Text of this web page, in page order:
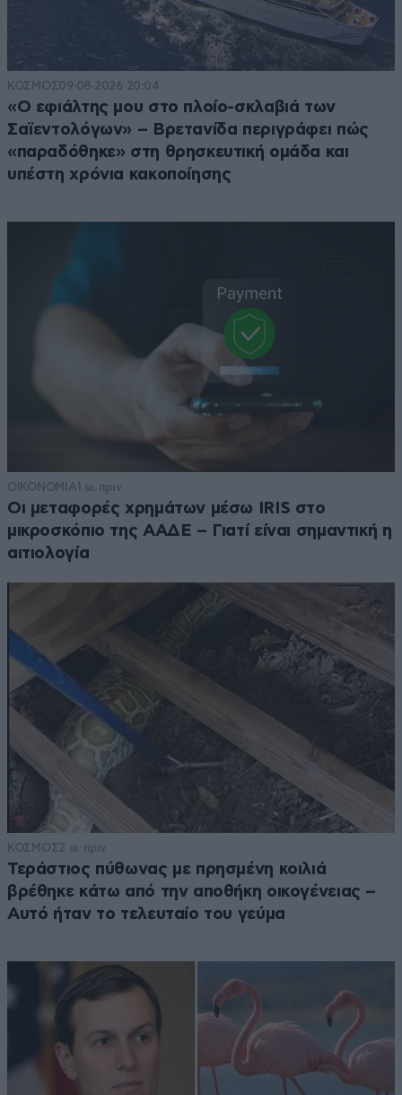
ΚΟΣΜΟΣ09·08·2026 20:04
«Ο εφιάλτης μου στο πλοίο-σκλαβιά των
Σαϊεντολόγων» – Βρετανίδα περιγράφει πώς
«παραδόθηκε» στη θρησκευτική ομάδα και
υπέστη χρόνια κακοποίησης
ΟΙΚΟΝΟΜΙΑ1 ω. πριν
Οι μεταφορές χρημάτων μέσω IRIS στο
μικροσκόπιο της ΑΑΔΕ – Γιατί είναι σημαντική η
αιτιολογία
ΚΟΣΜΟΣ2 ω. πριν
Τεράστιος πύθωνας με πρησμένη κοιλιά
βρέθηκε κάτω από την αποθήκη οικογένειας –
Αυτό ήταν το τελευταίο του γεύμα